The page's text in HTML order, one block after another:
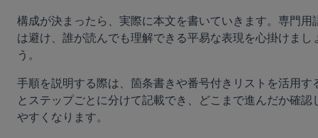
構成が決まったら、実際に本文を書いていきます。専門用
は避け、誰が読んでも理解できる平易な表現を心掛けまし
う。
手順を説明する際は、箇条書きや番号付きリストを活用す
とステップごとに分けて記載でき、どこまで進んだか確認
やすくなります。